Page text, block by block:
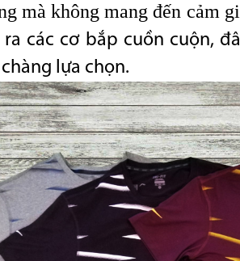
mà không mang đến cảm
ra các cơ bắp cuồn cuộn,
lựa chọn.